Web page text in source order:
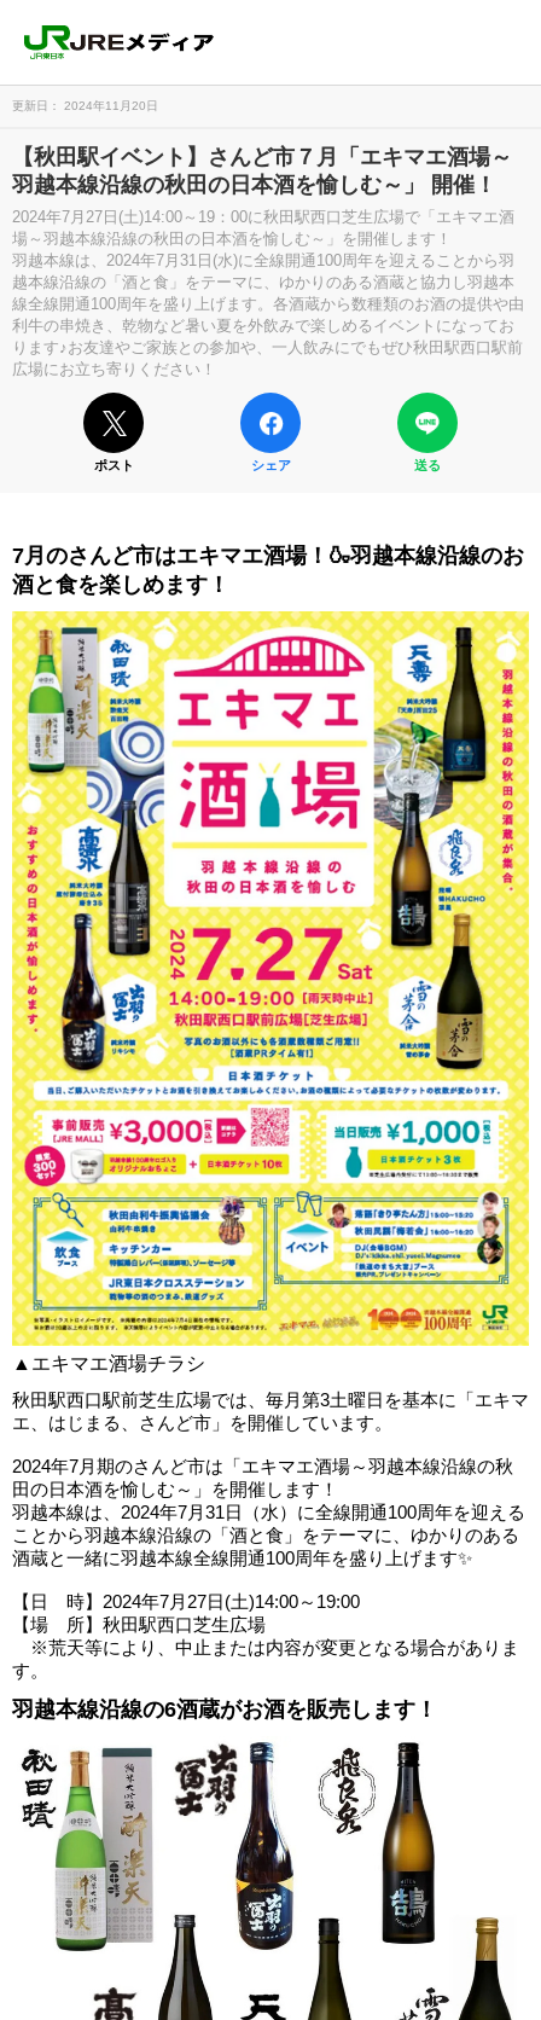
更新日： 2024年11月20日
【秋田駅イベント】さんど市７月「エキマエ酒場～
羽越本線沿線の秋田の日本酒を愉しむ～」 開催！
2024年7月27日(土)14:00～19：00に秋田駅西口芝生広場で「エキマエ酒
場～羽越本線沿線の秋田の日本酒を愉しむ～」を開催します！
羽越本線は、2024年7月31日(水)に全線開通100周年を迎えることから羽
越本線沿線の「酒と食」をテーマに、ゆかりのある酒蔵と協力し羽越本
線全線開通100周年を盛り上げます。各酒蔵から数種類のお酒の提供や由
利牛の串焼き、乾物など暑い夏を外飲みで楽しめるイベントになってお
ります♪お友達やご家族との参加や、一人飲みにでもぜひ秋田駅西口駅前
広場にお立ち寄りください！
ポスト シェア 送る
7月のさんど市はエキマエ酒場！🍶羽越本線沿線のお
酒と食を楽しめます！
▲エキマエ酒場チラシ
秋田駅西口駅前芝生広場では、毎月第3土曜日を基本に「エキマ
エ、はじまる、さんど市」を開催しています。
2024年7月期のさんど市は「エキマエ酒場～羽越本線沿線の秋
田の日本酒を愉しむ～」を開催します！
羽越本線は、2024年7月31日（水）に全線開通100周年を迎える
ことから羽越本線沿線の「酒と食」をテーマに、ゆかりのある
酒蔵と一緒に羽越本線全線開通100周年を盛り上げます✨
【日 時】2024年7月27日(土)14:00～19:00
【場 所】秋田駅西口芝生広場
※荒天等により、中止または内容が変更となる場合がありま
す。
羽越本線沿線の6酒蔵がお酒を販売します！